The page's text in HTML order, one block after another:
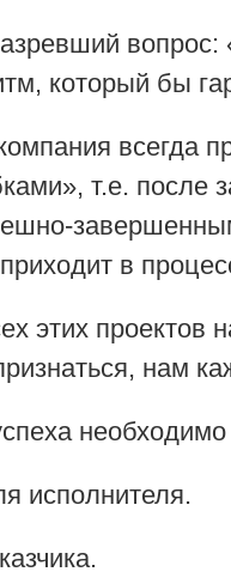
который бы
всегда
т.е. после
в
этих
нам
исполнителя.